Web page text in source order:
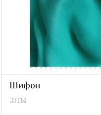
Шифон
33114